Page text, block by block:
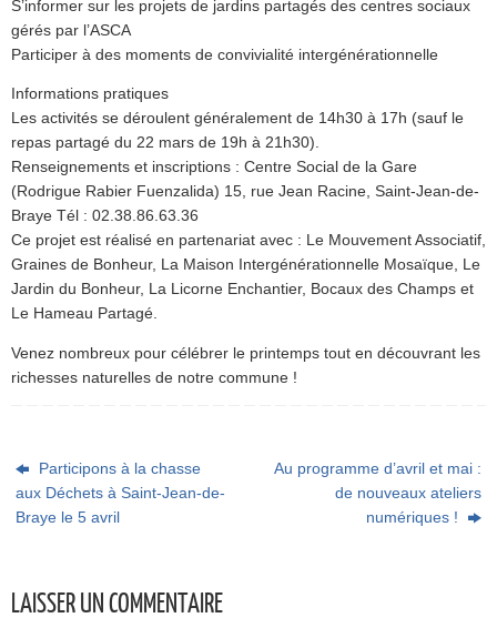
S’informer sur les projets de jardins partagés des centres sociaux
gérés par l’ASCA
Participer à des moments de convivialité intergénérationnelle
Informations pratiques
Les activités se déroulent généralement de 14h30 à 17h (sauf le
repas partagé du 22 mars de 19h à 21h30).
Renseignements et inscriptions : Centre Social de la Gare
(Rodrigue Rabier Fuenzalida) 15, rue Jean Racine, Saint-Jean-de-
Braye Tél : 02.38.86.63.36
Ce projet est réalisé en partenariat avec : Le Mouvement Associatif,
Graines de Bonheur, La Maison Intergénérationnelle Mosaïque, Le
Jardin du Bonheur, La Licorne Enchantier, Bocaux des Champs et
Le Hameau Partagé.
Venez nombreux pour célébrer le printemps tout en découvrant les
richesses naturelles de notre commune !
Participons à la chasse
aux Déchets à Saint-Jean-de-
Braye le 5 avril
Au programme d’avril et mai :
de nouveaux ateliers
numériques !
LAISSER UN COMMENTAIRE